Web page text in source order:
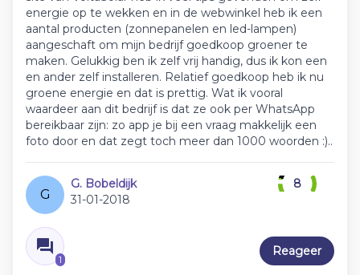
energie op te wekken en in de webwinkel heb ik een
aantal producten (zonnepanelen en led-lampen)
aangeschaft om mijn bedrijf goedkoop groener te
maken. Gelukkig ben ik zelf vrij handig, dus ik kon een
en ander zelf installeren. Relatief goedkoop heb ik nu
groene energie en dat is prettig. Wat ik vooral
waardeer aan dit bedrijf is dat ze ook per WhatsApp
bereikbaar zijn: zo app je bij een vraag makkelijk een
foto door en dat zegt toch meer dan 1000 woorden :)..
G
G. Bobeldijk
31-01-2018
1
8
Reageer